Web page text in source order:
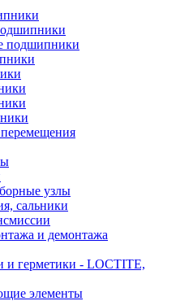
подшипники
узлы
сальники
и демонтажа
герметики - LOCTITE,
элементы